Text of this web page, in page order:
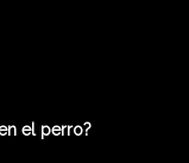
el perro?